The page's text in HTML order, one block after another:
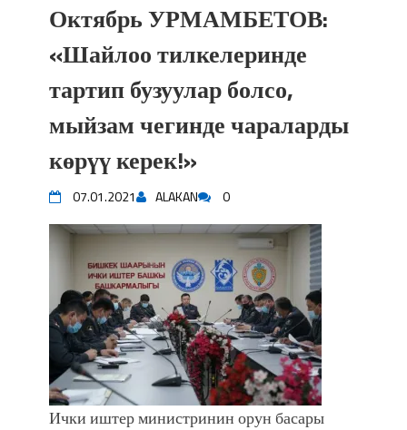
Октябрь УРМАМБЕТОВ:
«Шайлоо тилкелеринде
тартип бузуулар болсо,
мыйзам чегинде чараларды
көрүү керек!»
07.01.2021 ALAKAN 0
Ички иштер министринин орун басары